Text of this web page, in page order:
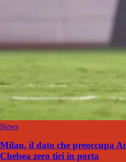
News
Milan, il dato che preoccupa
Chelsea zero tiri in porta